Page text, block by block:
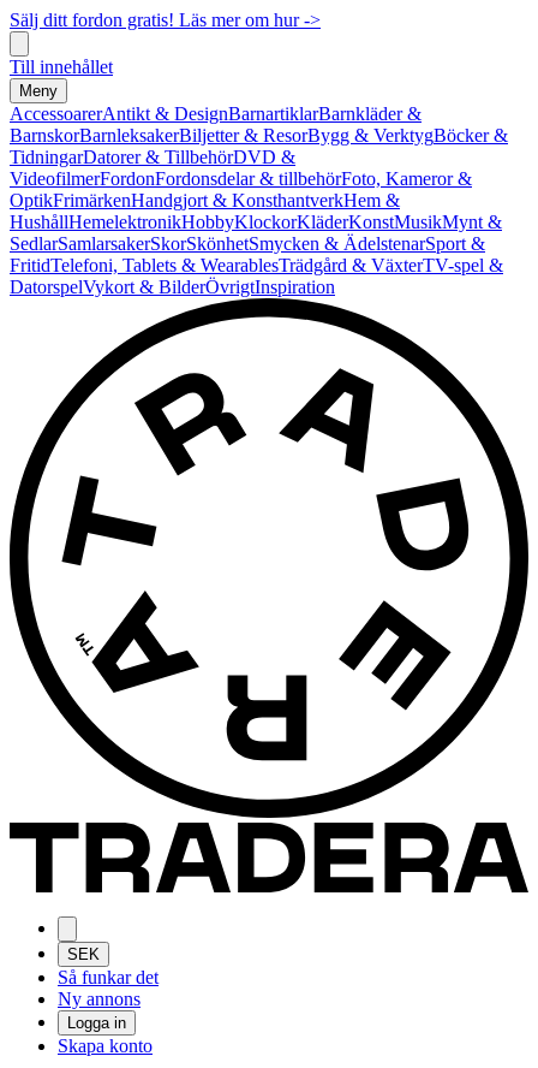
Sälj ditt fordon gratis! Läs mer om hur ->
Till innehållet
Meny
AccessoarerAntikt & DesignBarnartiklarBarnkläder &
BarnskorBarnleksakerBiljetter & ResorBygg & VerktygBöcker &
TidningarDatorer & TillbehörDVD &
VideofilmerFordonFordonsdelar & tillbehörFoto, Kameror &
OptikFrimärkenHandgjort & KonsthantverkHem &
HushållHemelektronikHobbyKlockorKläderKonstMusikMynt &
SedlarSamlarsakerSkorSkönhetSmycken & ÄdelstenarSport &
FritidTelefoni, Tablets & WearablesTrädgård & VäxterTV-spel &
DatorspelVykort & BilderÖvrigtInspiration
SEK
Så funkar det
Ny annons
Logga in
Skapa konto